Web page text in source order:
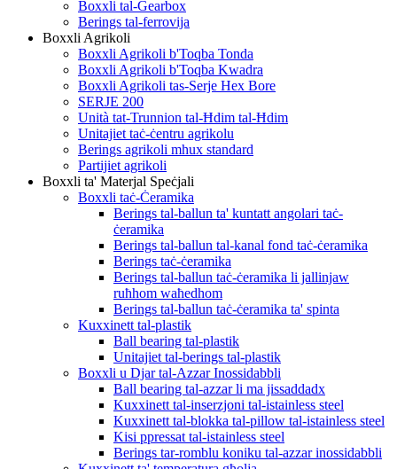
Boxxli tal-Gearbox
Berings tal-ferrovija
Boxxli Agrikoli
Boxxli Agrikoli b'Toqba Tonda
Boxxli Agrikoli b'Toqba Kwadra
Boxxli Agrikoli tas-Serje Hex Bore
SERJE 200
Unità tat-Trunnion tal-Ħdim tal-Ħdim
Unitajiet taċ-ċentru agrikolu
Berings agrikoli mhux standard
Partijiet agrikoli
Boxxli ta' Materjal Speċjali
Boxxli taċ-Ċeramika
Berings tal-ballun ta' kuntatt angolari taċ-
ċeramika
Berings tal-ballun tal-kanal fond taċ-ċeramika
Berings taċ-ċeramika
Berings tal-ballun taċ-ċeramika li jallinjaw
ruħhom waħedhom
Berings tal-ballun taċ-ċeramika ta' spinta
Kuxxinett tal-plastik
Ball bearing tal-plastik
Unitajiet tal-berings tal-plastik
Boxxli u Djar tal-Azzar Inossidabbli
Ball bearing tal-azzar li ma jissaddadx
Kuxxinett tal-inserzjoni tal-istainless steel
Kuxxinett tal-blokka tal-pillow tal-istainless steel
Kisi ppressat tal-istainless steel
Berings tar-romblu koniku tal-azzar inossidabbli